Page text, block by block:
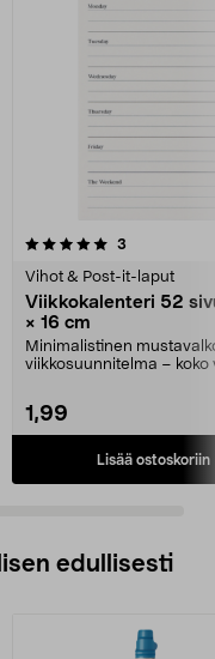
3
Vihot & Post-it-laput
Viikkokalenteri 52
× 16 cm
Minimalistinen
viikkosuunnitelma – koko
1,99
Lisää ostoskoriin
4.5 viidestä
edullisesti